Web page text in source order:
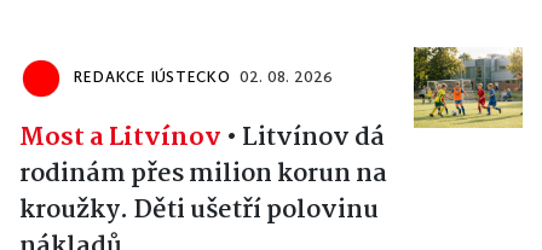
REDAKCE IÚSTECKO 02. 08. 2026
Most a Litvínov • Litvínov dá
rodinám přes milion korun na
kroužky. Děti ušetří polovinu